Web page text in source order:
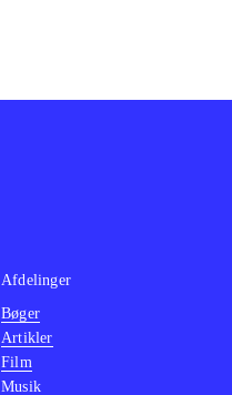
Afdelinger
Bøger
Artikler
Film
Musik